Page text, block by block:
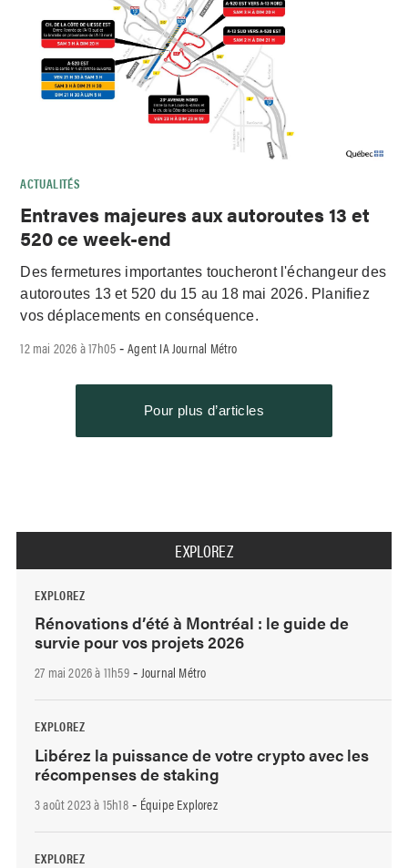
ACTUALITÉS
Entraves majeures aux autoroutes 13 et
520 ce week-end
Des fermetures importantes toucheront l'échangeur des
autoroutes 13 et 520 du 15 au 18 mai 2026. Planifiez
vos déplacements en conséquence.
12 mai 2026 à 17h05 -Agent IA Journal Métro
Pour plus d’articles
EXPLOREZ
EXPLOREZ
Rénovations d’été à Montréal : le guide de
survie pour vos projets 2026
27 mai 2026 à 11h59- Journal Métro
EXPLOREZ
Libérez la puissance de votre crypto avec les
récompenses de staking
3 août 2023 à 15h18- Équipe Explorez
EXPLOREZ